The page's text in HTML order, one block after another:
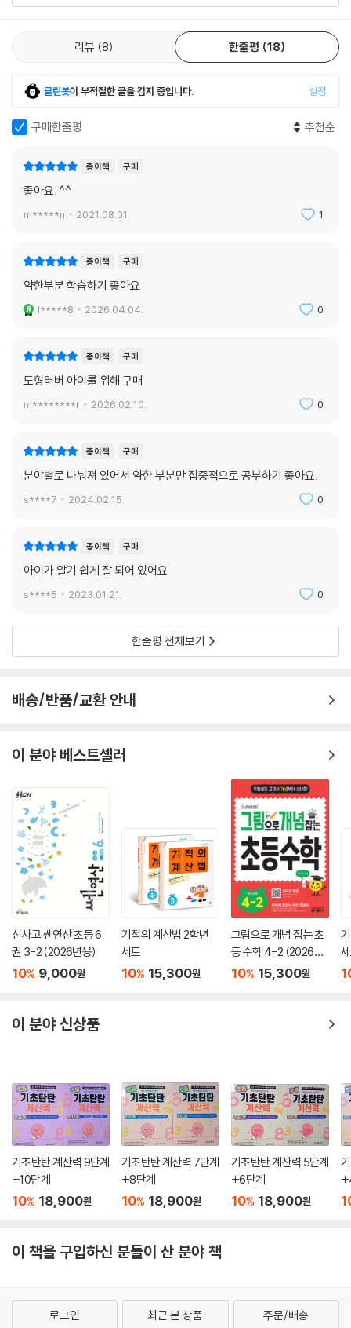
리뷰 8 한줄평 18
클린봇이 부적절한 글을 감지 중입니다. 설정
구매한줄평 추천순
종이책 구매
좋아요. ^^
m*****n 2021.08.01. 1
종이책 구매
약한부분 학습하기 좋아요
l*****8 2026.04.04. 0
종이책 구매
도형러버 아이를 위해 구매
m********r 2026.02.10. 0
종이책 구매
분야별로 나눠져 있어서 약한 부분만 집중적으로 공부하기 좋아요.
s****7 2024.02.15. 0
종이책 구매
아이가 알기 쉽게 잘 되어 있어요
s****5 2023.01.21. 0
한줄평 전체보기
배송/반품/교환 안내
이 분야 베스트셀러
신사고 쎈연산 초등 6
권 3-2 (2026년용)
10% 9,000원
기적의 계산법 2학년
세트
10% 15,300원
그림으로 개념 잡는 초
등 수학 4-2 (2026년
용)
10% 15,300원
이 분야 신상품
기초탄탄 계산력 9단계
+10단계
10% 18,900원
기초탄탄 계산력 7단계
+8단계
10% 18,900원
기초탄탄 계산력 5단계
+6단계
10% 18,900원
이 책을 구입하신 분들이 산 분야 책
로그인 최근 본 상품 주문/배송